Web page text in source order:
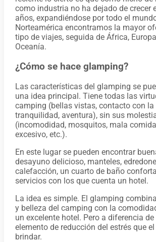
como industria no ha dejado de crecer
años, expandiéndose por todo el
Norteamérica encontramos la mayor
tipo de viajes, seguida de África,
Oceanía.
¿Cómo se hace glamping?
Las características del glamping se
una idea principal. Tiene todas las
camping (bellas vistas, contacto con la
tranquilidad, aventura), sin sus
(incomodidad, mosquitos, mala
excesivo, etc.).
En este lugar se pueden encontrar
desayuno delicioso, manteles,
calefacción, un cuarto de baño
servicios con los que cuenta un hotel.
La idea es simple. El glamping
y belleza del camping con la
un excelente hotel. Pero a diferencia de
elemento de reducción del estrés que
brindar.